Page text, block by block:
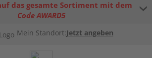
das gesamte Sortiment mit dem
Code AWARD5
Gutscheinbedingungen
Mein Standort:Jetzt angeben